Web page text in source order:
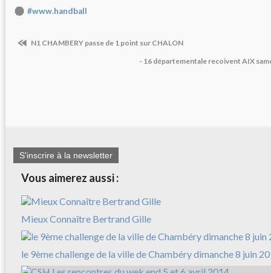
#www.handball
N1 CHAMBERY passe de 1 point sur CHALON
- 16 départementale recoivent AIX
S'inscrire à la newsletter
Vous aimerez aussi :
Mieux Connaître Bertrand Gille
le 9ème challenge de la ville de Chambéry dimanche 8 juin